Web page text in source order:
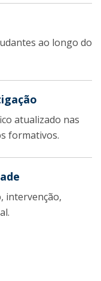
ao longo do
atualizado nas
formativos.
intervenção,